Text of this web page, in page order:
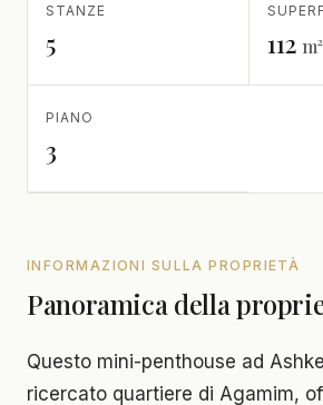
STANZE
5 112 m²
PIANO
3
INFORMAZIONI SULLA PROPRIETÀ
Panoramica della
Questo mini-penthouse ad
ricercato quartiere di Agamim,